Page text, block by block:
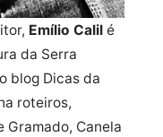
Emílio Calil é
da Serra
blog Dicas da
roteiros,
Gramado, Canela